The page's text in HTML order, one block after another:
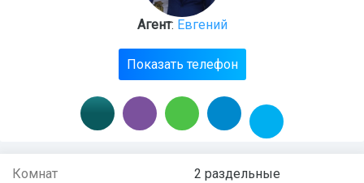
Агент: Евгений
Показать телефон
Комнат
2 раздельные